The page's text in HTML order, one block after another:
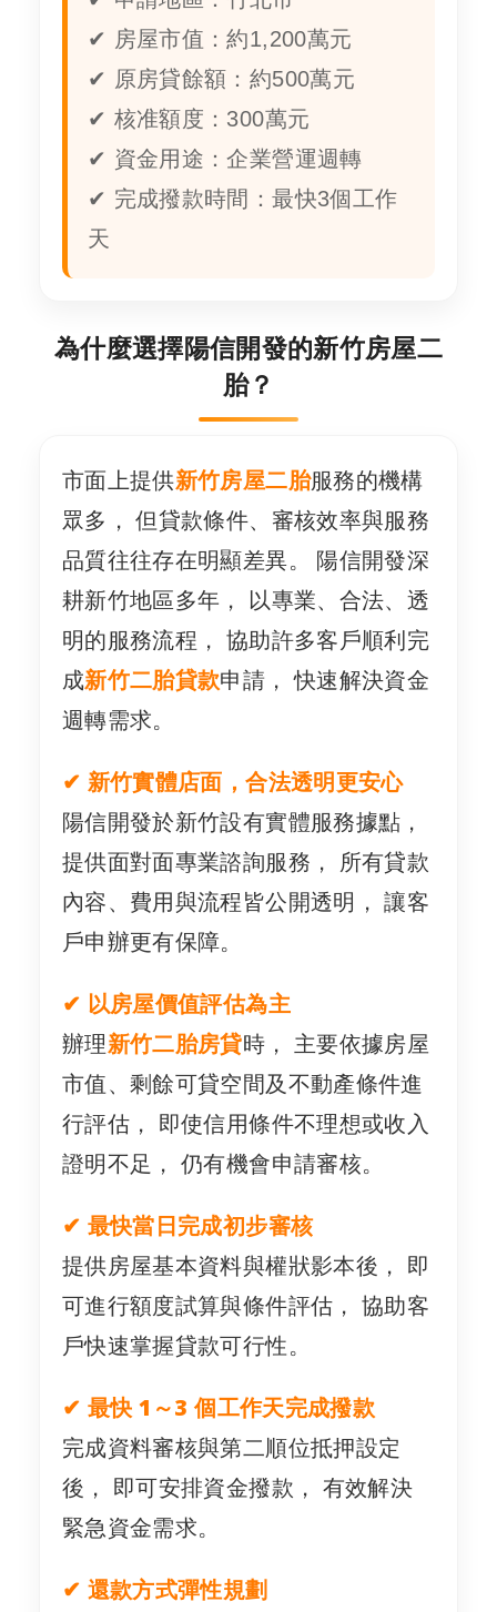
✔ 房屋市值：約1,200萬元
✔ 原房貸餘額：約500萬元
✔ 核准額度：300萬元
✔ 資金用途：企業營運週轉
✔ 完成撥款時間：最快3個工作
天
為什麼選擇陽信開發的新竹房屋二
胎？
市面上提供新竹房屋二胎服務的機構
眾多， 但貸款條件、審核效率與服務
品質往往存在明顯差異。 陽信開發深
耕新竹地區多年， 以專業、合法、透
明的服務流程， 協助許多客戶順利完
成新竹二胎貸款申請， 快速解決資金
週轉需求。
✔ 新竹實體店面，合法透明更安心
陽信開發於新竹設有實體服務據點，
提供面對面專業諮詢服務， 所有貸款
內容、費用與流程皆公開透明， 讓客
戶申辦更有保障。
✔ 以房屋價值評估為主
辦理新竹二胎房貸時， 主要依據房屋
市值、剩餘可貸空間及不動產條件進
行評估， 即使信用條件不理想或收入
證明不足， 仍有機會申請審核。
✔ 最快當日完成初步審核
提供房屋基本資料與權狀影本後， 即
可進行額度試算與條件評估， 協助客
戶快速掌握貸款可行性。
✔ 最快 1～3 個工作天完成撥款
完成資料審核與第二順位抵押設定
後， 即可安排資金撥款， 有效解決
緊急資金需求。
✔ 還款方式彈性規劃